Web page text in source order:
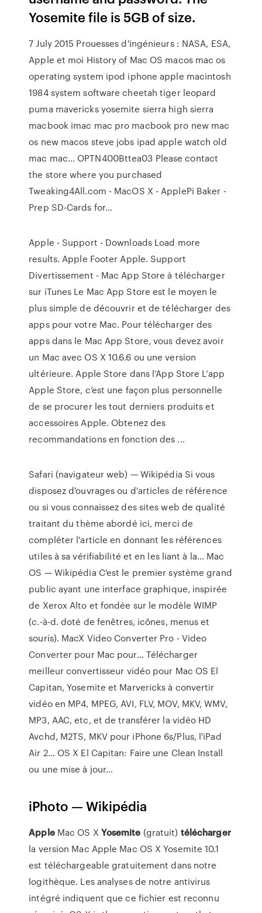
Yosemite file is 5GB of size.
7 July 2015 Prouesses d'ingénieurs : NASA, ESA,
Apple et moi History of Mac OS macos mac os
operating system ipod iphone apple macintosh
1984 system software cheetah tiger leopard
puma mavericks yosemite sierra high sierra
macbook imac mac pro macbook pro new mac
os new macos steve jobs ipad apple watch old
mac mac… OPTN400Bttea03 Please contact
the store where you purchased
Tweaking4All.com - MacOS X - ApplePi Baker -
Prep SD-Cards for…
Apple - Support - Downloads Load more
results. Apple Footer Apple. Support
Divertissement - Mac App Store à télécharger
sur iTunes Le Mac App Store est le moyen le
plus simple de découvrir et de télécharger des
apps pour votre Mac. Pour télécharger des
apps dans le Mac App Store, vous devez avoir
un Mac avec OS X 10.6.6 ou une version
ultérieure. ‎Apple Store dans l’App Store L’app
Apple Store, c’est une façon plus personnelle
de se procurer les tout derniers produits et
accessoires Apple. Obtenez des
recommandations en fonction des ...
Safari (navigateur web) — Wikipédia Si vous
disposez d'ouvrages ou d'articles de référence
ou si vous connaissez des sites web de qualité
traitant du thème abordé ici, merci de
compléter l'article en donnant les références
utiles à sa vérifiabilité et en les liant à la… Mac
OS — Wikipédia C'est le premier système grand
public ayant une interface graphique, inspirée
de Xerox Alto et fondée sur le modèle WIMP
(c.-à-d. doté de fenêtres, icônes, menus et
souris). MacX Video Converter Pro - Video
Converter pour Mac pour… Télécharger
meilleur convertisseur vidéo pour Mac OS El
Capitan, Yosemite et Marvericks à convertir
vidéo en MP4, MPEG, AVI, FLV, MOV, MKV, WMV,
MP3, AAC, etc, et de transférer la vidéo HD
Avchd, M2TS, MKV pour iPhone 6s/Plus, l'iPad
Air 2… OS X El Capitan: Faire une Clean Install
ou une mise à jour…
iPhoto — Wikipédia
AppleMac OS X Yosemite (gratuit) télécharger
la version Mac Apple Mac OS X Yosemite 10.1
est téléchargeable gratuitement dans notre
logithèque. Les analyses de notre antivirus
intégré indiquent que ce fichier est reconnu